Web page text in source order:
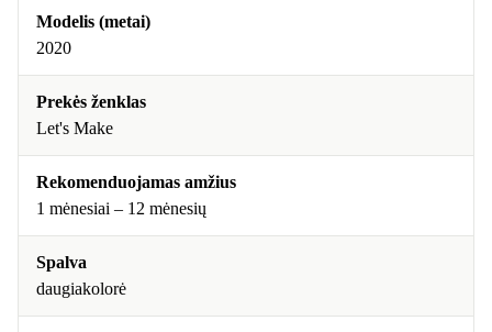
Modelis (metai)
2020
Prekės ženklas
Let's Make
Rekomenduojamas amžius
1 mėnesiai – 12 mėnesių
Spalva
daugiakolorė